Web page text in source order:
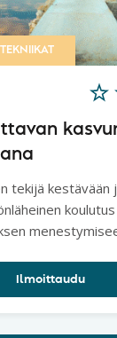
tekijä kestävään
Ilmoittaudu